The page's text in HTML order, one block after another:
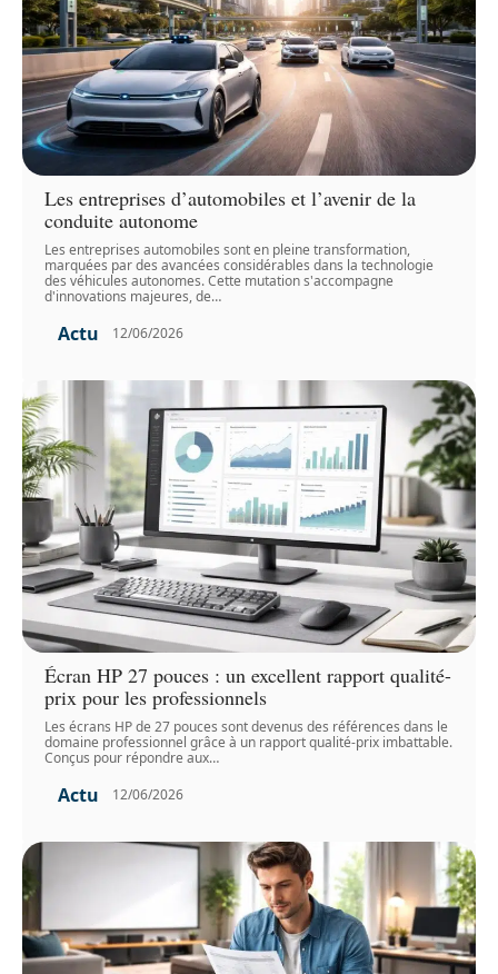
Les entreprises d’automobiles et l’avenir de la
conduite autonome
Les entreprises automobiles sont en pleine transformation,
marquées par des avancées considérables dans la technologie
des véhicules autonomes. Cette mutation s'accompagne
d'innovations majeures, de…
Actu 12/06/2026
Écran HP 27 pouces : un excellent rapport qualité-
prix pour les professionnels
Les écrans HP de 27 pouces sont devenus des références dans le
domaine professionnel grâce à un rapport qualité-prix imbattable.
Conçus pour répondre aux…
Actu 12/06/2026